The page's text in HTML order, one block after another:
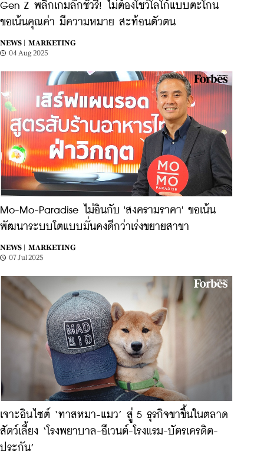
Gen Z พลิกเกมลักชัวรี่! ไม่ต้องโชว์โลโก้แบบตะโกน
ขอเน้นคุณค่า มีความหมาย สะท้อนตัวตน
NEWS |
MARKETING
04 Aug 2025
Mo-Mo-Paradise ไม่อินกับ 'สงครามราคา' ขอเน้น
พัฒนาระบบโตแบบมั่นคงดีกว่าเร่งขยายสาขา
NEWS |
MARKETING
07 Jul 2025
เจาะอินไซต์ ‘ทาสหมา-แมว’ สู่ 5 ธุรกิจขาขึ้นในตลาด
สัตว์เลี้ยง ‘โรงพยาบาล-อีเวนต์-โรงแรม-บัตรเครดิต-
ประกัน’